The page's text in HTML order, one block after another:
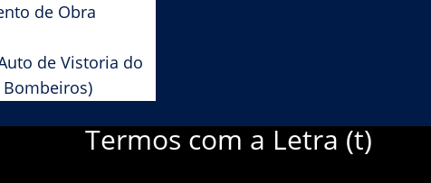
de Obra
de Vistoria do
Termos com a Letra (t)